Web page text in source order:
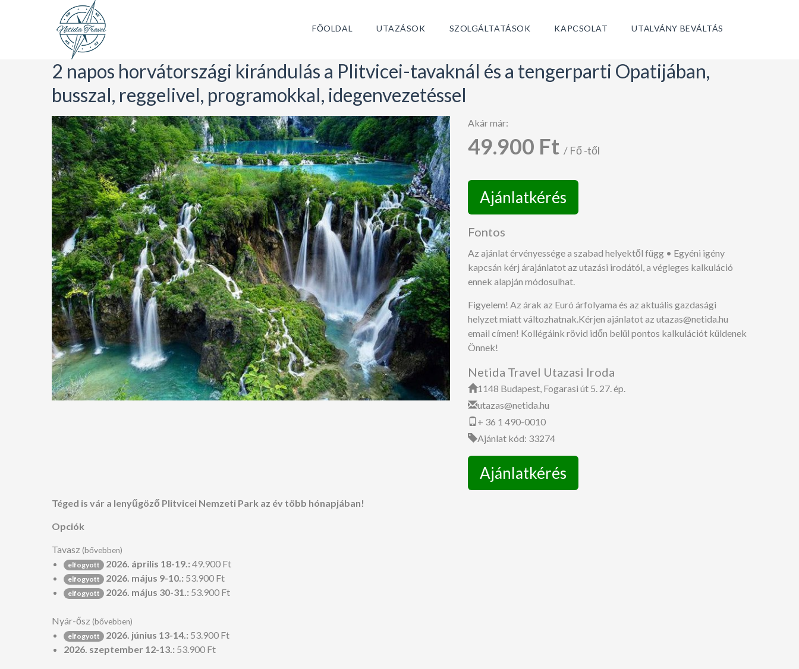
FŐOLDAL UTAZÁSOK SZOLGÁLTATÁSOK KAPCSOLAT UTALVÁNY BEVÁLTÁS
2 napos horvátországi kirándulás a Plitvicei-tavaknál és a tengerparti Opatijában,
busszal, reggelivel, programokkal, idegenvezetéssel
Akár már:
49.900 Ft / Fő -től
Ajánlatkérés
Fontos
Az ajánlat érvényessége a szabad helyektől függ • Egyéni igény
kapcsán kérj árajánlatot az utazási irodától, a végleges kalkuláció
ennek alapján módosulhat.
Figyelem! Az árak az Euró árfolyama és az aktuális gazdasági
helyzet miatt változhatnak.Kérjen ajánlatot az utazas@netida.hu
email címen! Kollégáink rövid időn belül pontos kalkulációt küldenek
Önnek!
Netida Travel Utazasi Iroda
1148 Budapest, Fogarasi út 5. 27. ép.
utazas@netida.hu
+ 36 1 490-0010
Ajánlat kód: 33274
Ajánlatkérés
Téged is vár a lenyűgöző Plitvicei Nemzeti Park az év több hónapjában!
Opciók
Tavasz (bővebben)
elfogyott 2026. április 18-19.: 49.900 Ft
elfogyott 2026. május 9-10.: 53.900 Ft
elfogyott 2026. május 30-31.: 53.900 Ft
Nyár-ősz (bővebben)
elfogyott 2026. június 13-14.: 53.900 Ft
2026. szeptember 12-13.: 53.900 Ft